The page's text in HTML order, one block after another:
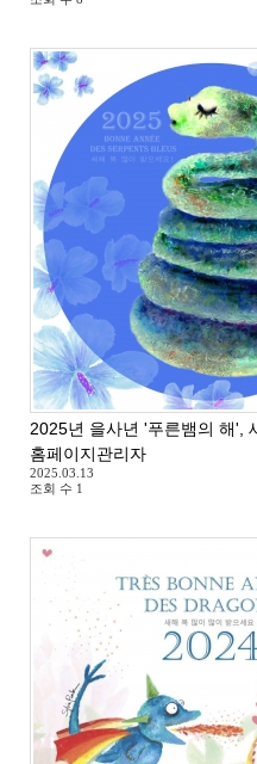
2025년 을사년 '푸른뱀의 해',
홈페이지관리자
2025.03.13
조회 수 1